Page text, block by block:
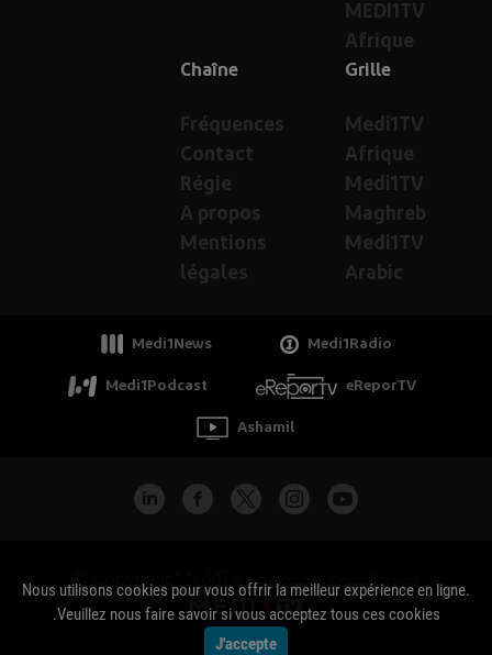
MEDI1TV
Afrique
Grille
Medi1TV
Afrique
Medi1TV
Maghreb
Medi1TV
Arabic
Chaîne
Fréquences
Contact
Régie
A propos
Mentions
légales
Medi1News Medi1Radio
Medi1Podcast eReporTV
Ashamil
جميع الحقوق محفوظة - Copyright Medi1TV ©
Nous utilisons cookies pour vous offrir la meilleur expérience en ligne.
Veuillez nous faire savoir si vous acceptez tous ces cookies.
J'accepte